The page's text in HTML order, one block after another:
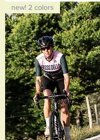
new! 2 colors